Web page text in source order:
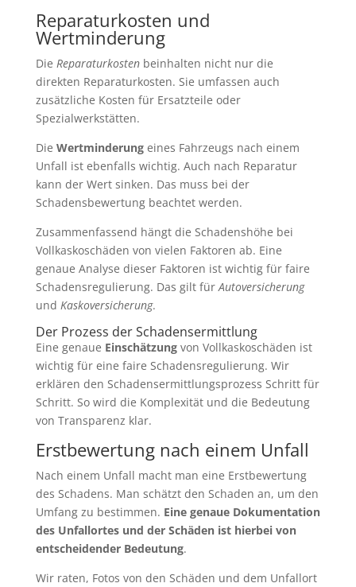
Reparaturkosten und
Wertminderung
Die Reparaturkostenbeinhalten nicht nur die
direkten Reparaturkosten. Sie umfassen auch
zusätzliche Kosten für Ersatzteile oder
Spezialwerkstätten.
Die Wertminderungeines Fahrzeugs nach einem
Unfall ist ebenfalls wichtig. Auch nach Reparatur
kann der Wert sinken. Das muss bei der
Schadensbewertung beachtet werden.
Zusammenfassend hängt die Schadenshöhe bei
Vollkaskoschäden von vielen Faktoren ab. Eine
genaue Analyse dieser Faktoren ist wichtig für faire
Schadensregulierung. Das gilt fürAutoversicherung
und Kaskoversicherung.
Der Prozess der Schadensermittlung
Eine genaue Einschätzungvon Vollkaskoschäden ist
wichtig für eine faire Schadensregulierung. Wir
erklären den Schadensermittlungsprozess Schritt für
Schritt. So wird die Komplexität und die Bedeutung
von Transparenz klar.
Erstbewertung nach einem Unfall
Nach einem Unfall macht man eine Erstbewertung
des Schadens. Man schätzt den Schaden an, um den
Umfang zu bestimmen. Eine genaue Dokumentation
des Unfallortes und der Schäden ist hierbei von
entscheidender Bedeutung.
Wir raten, Fotos von den Schäden und dem Unfallort